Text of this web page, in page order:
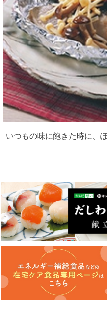
いつもの味に飽きた時に、